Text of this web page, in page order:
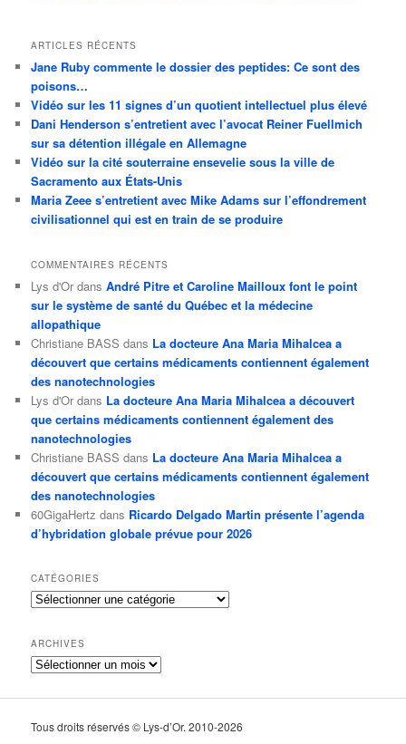
ARTICLES RÉCENTS
Jane Ruby commente le dossier des peptides: Ce sont des
poisons…
Vidéo sur les 11 signes d’un quotient intellectuel plus élevé
Dani Henderson s’entretient avec l’avocat Reiner Fuellmich
sur sa détention illégale en Allemagne
Vidéo sur la cité souterraine ensevelie sous la ville de
Sacramento aux États-Unis
Maria Zeee s’entretient avec Mike Adams sur l’effondrement
civilisationnel qui est en train de se produire
COMMENTAIRES RÉCENTS
Lys d'Or dansAndré Pitre et Caroline Mailloux font le point
sur le système de santé du Québec et la médecine
allopathique
Christiane BASS dans La docteure Ana Maria Mihalcea a
découvert que certains médicaments contiennent également
des nanotechnologies
Lys d'Or dans La docteure Ana Maria Mihalcea a découvert
que certains médicaments contiennent également des
nanotechnologies
Christiane BASS dans La docteure Ana Maria Mihalcea a
découvert que certains médicaments contiennent également
des nanotechnologies
60GigaHertz dans Ricardo Delgado Martin présente l’agenda
d’hybridation globale prévue pour 2026
CATÉGORIES
Catégories
ARCHIVES
Archives
Tous droits réservés © Lys-d’Or. 2010-2026